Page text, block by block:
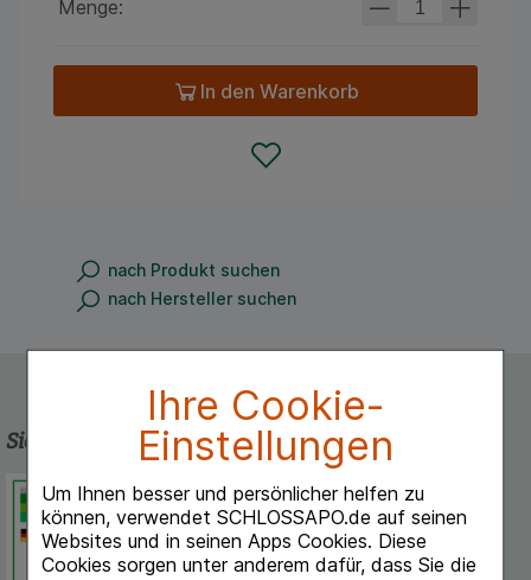
Ihre Cookie-
Einstellungen
Um Ihnen besser und persönlicher helfen zu
können, verwendet SCHLOSSAPO.de auf seinen
Websites und in seinen Apps Cookies. Diese
Cookies sorgen unter anderem dafür, dass Sie die
Menge:
In den Warenkorb
nach Produkt suchen
nach Hersteller suchen
Sicherheit und Qualität
Schlossapo.de ist registriert beim
Deutschen Institut für Medizinische
Dokumentation und Information.